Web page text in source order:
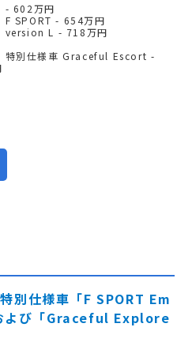
- 602万円
F SPORT - 654万円
version L - 718万円
特別仕様車 Graceful Escort -
別仕様車「F SPORT Em
び「Graceful Explore